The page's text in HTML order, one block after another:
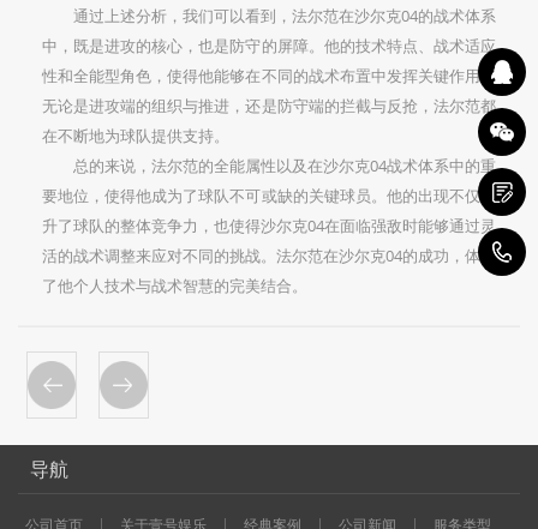
通过上述分析，我们可以看到，法尔范在沙尔克04的战术体系
中，既是进攻的核心，也是防守的屏障。他的技术特点、战术适应
性和全能型角色，使得他能够在不同的战术布置中发挥关键作用。
无论是进攻端的组织与推进，还是防守端的拦截与反抢，法尔范都
在不断地为球队提供支持。
总的来说，法尔范的全能属性以及在沙尔克04战术体系中的重
要地位，使得他成为了球队不可或缺的关键球员。他的出现不仅提
升了球队的整体竞争力，也使得沙尔克04在面临强敌时能够通过灵
活的战术调整来应对不同的挑战。法尔范在沙尔克04的成功，体现
了他个人技术与战术智慧的完美结合。
导航
公司首页 关于壹号娱乐 经典案例 公司新闻 服务类型